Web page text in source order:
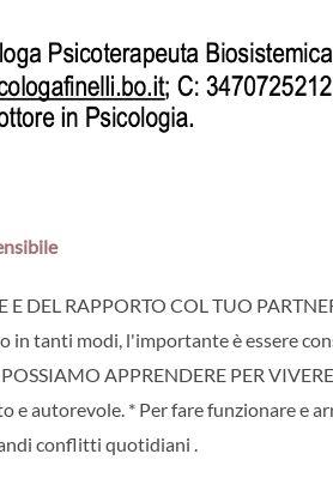
E DEL RAPPORTO COL TUO
in tanti modi, l'importante è essere
POSSIAMO APPRENDERE PER
e autorevole. * Per fare funzionare e
conflitti quotidiani .